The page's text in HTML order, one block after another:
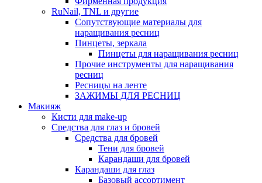
RuNail, TNL и другие
Сопутствующие материалы для
наращивания ресниц
Пинцеты, зеркала
Пинцеты для наращивания ресниц
Прочие инструменты для наращивания
ресниц
Ресницы на ленте
ЗАЖИМЫ ДЛЯ РЕСНИЦ
Макияж
Кисти для make-up
Средства для глаз и бровей
Средства для бровей
Тени для бровей
Карандаши для бровей
Карандаши для глаз
Базовый ассортимент